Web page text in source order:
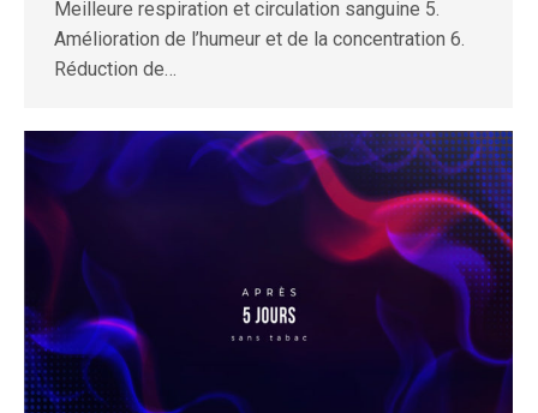
Meilleure respiration et circulation sanguine 5.
Amélioration de l’humeur et de la concentration 6.
Réduction de…